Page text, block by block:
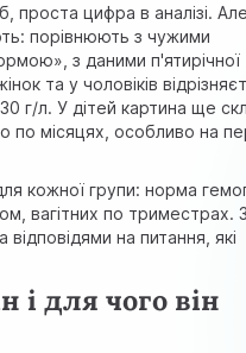
проста цифра в аналізі.
порівнюють з чужими
з даними п'ятирічної
та у чоловіків
г/л. У дітей картина ще
по місяцях, особливо на
кожної групи: норма
вагітних по триместрах.
на питання, які
і для чого він